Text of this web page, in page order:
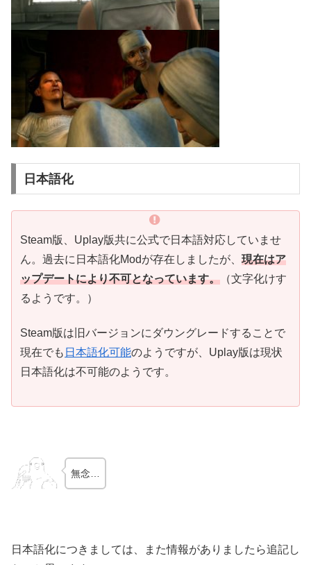
日本語化
Steam版、Uplay版共に公式で日本語対応していませ
ん。過去に日本語化Modが存在しましたが、 現在はア
ップデートにより不可となっています。 （文字化けす
るようです。）
Steam版は旧バージョンにダウングレードすることで
現在でも 日本語化可能のようですが、Uplay版は現状
日本語化は不可能のようです。
無念…
日本語化につきましては、また情報がありましたら追記し